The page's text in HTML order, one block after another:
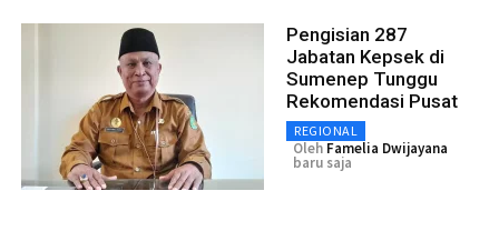
Pengisian 287
Jabatan Kepsek di
Sumenep Tunggu
Rekomendasi Pusat
REGIONAL
Oleh Famelia Dwijayana
baru saja